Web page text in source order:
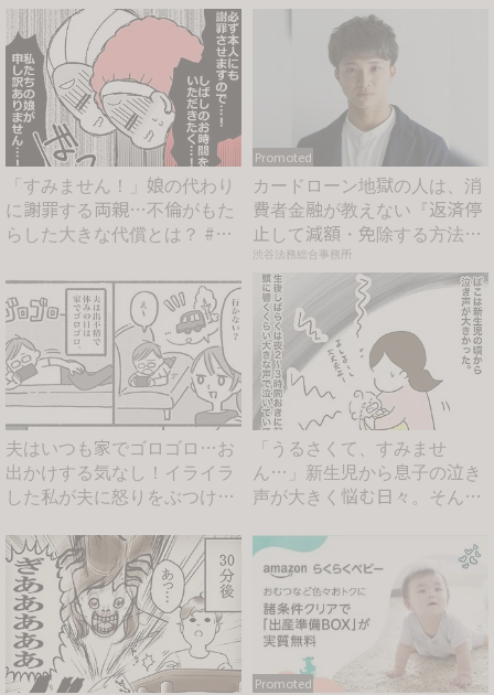
「すみません！」娘の代わり
に謝罪する両親…不倫がもた
らした大きな代償とは？ #
Promoted
カードローン地獄の人は、消
費者金融が教えない『返済停
止して減額・免除する方法』
で...
渋谷法務総合事務所
夫はいつも家でゴロゴロ…お
出かけする気なし！イライラ
した私が夫に怒りをぶつける
「うるさくて、すみませ
ん…」新生児から息子の泣き
声が大きく悩む日々。そんな
Promoted